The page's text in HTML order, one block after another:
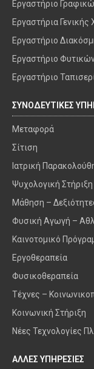
Εργαστήριο
Εργαστήρια Γενικής
Εργαστήριο
Εργαστήριο
Εργαστήριο
ΣΥΝΟΔΕΥΤΙΚΕΣ
Μεταφορά
Σίτιση
Ιατρική
Ψυχολογική Στήριξη
Μάθηση –
Φυσική Αγωγή –
Καινοτομικό
Εργοθεραπεία
Φυσικοθεραπεία
Τέχνες –
Κοινωνική Στήριξη
Νέες Τεχνολογίες
ΑΛΛΕΣ ΥΠΗΡΕΣΙΕΣ